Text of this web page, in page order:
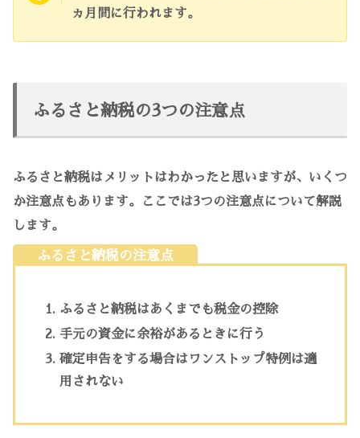
ヵ月間に行われます。
ふるさと納税の3つの注意点
ふるさと納税はメリットはわかったと思いますが、いくつ
か注意点もあります。ここでは3つの注意点について解説
します。
ふるさと納税の注意点
ふるさと納税はあくまでも税金の控除
手元の資金に余裕があるときに行う
確定申告をする場合はワンストップ特例は適
用されない